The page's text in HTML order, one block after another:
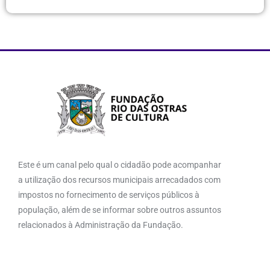
Este é um canal pelo qual o cidadão pode acompanhar
a utilização dos recursos municipais arrecadados com
impostos no fornecimento de serviços públicos à
população, além de se informar sobre outros assuntos
relacionados à Administração da Fundação.